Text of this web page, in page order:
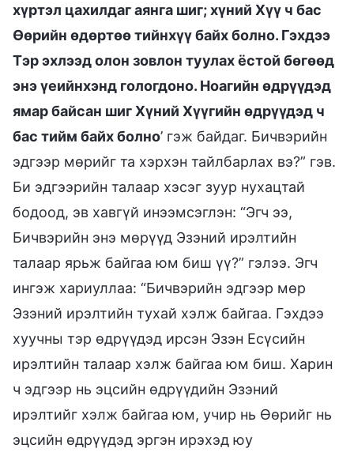
хүртэл цахилдаг аянга шиг; хүний Хүү ч бас
Өөрийн өдөртөө тийнхүү байх болно. Гэхдээ
Тэр эхлээд олон зовлон туулах ёстой бөгөөд
энэ үеийнхэнд гологдоно. Ноагийн өдрүүдэд
ямар байсан шиг Хүний Хүүгийн өдрүүдэд ч
бас тийм байх болно’ гэж байдаг. Бичвэрийн
эдгээр мөрийг та хэрхэн тайлбарлах вэ?” гэв.
Би эдгээрийн талаар хэсэг зуур нухацтай
бодоод, эв хавгүй инээмсэглэн: “Эгч ээ,
Бичвэрийн энэ мөрүүд Эзэний ирэлтийн
талаар ярьж байгаа юм биш үү?” гэлээ. Эгч
ингэж хариуллаа: “Бичвэрийн эдгээр мөр
Эзэний ирэлтийн тухай хэлж байгаа. Гэхдээ
хуучны тэр өдрүүдэд ирсэн Эзэн Есүсийн
ирэлтийн талаар хэлж байгаа юм биш. Харин
ч эдгээр нь эцсийн өдрүүдийн Эзэний
ирэлтийг хэлж байгаа юм, учир нь Өөрийг нь
эцсийн өдрүүдэд эргэн ирэхэд юу